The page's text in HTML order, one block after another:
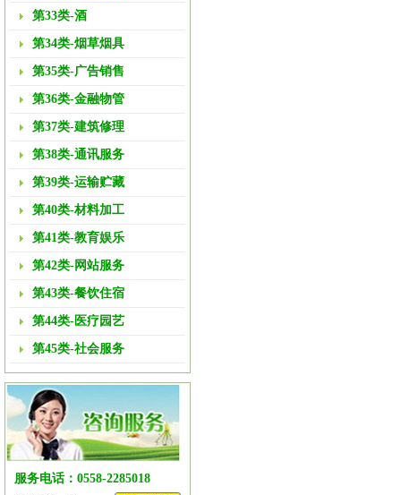
第33类-酒
第34类-烟草烟具
第35类-广告销售
第36类-金融物管
第37类-建筑修理
第38类-通讯服务
第39类-运输贮藏
第40类-材料加工
第41类-教育娱乐
第42类-网站服务
第43类-餐饮住宿
第44类-医疗园艺
第45类-社会服务
服务电话：0558-2285018